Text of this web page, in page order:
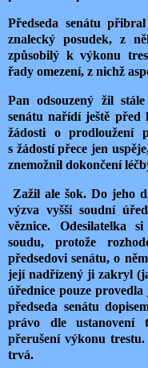
Předseda senátu
znalecký posudek, z
způsobilý k výkonu
řady omezení, z nichž
Pan odsouzený žil
senátu nařídí ještě před
žádosti o prodloužení
s žádostí přece jen
znemožnil dokončení
Zažil ale šok. Do jeho
výzva vyšší soudní
věznice. Odesilatelka
soudu, protože
předsedovi senátu, o
její nadřízený ji zakryl
úřednice pouze
předseda senátu
právo dle ustanovení
přerušení výkonu
trvá.